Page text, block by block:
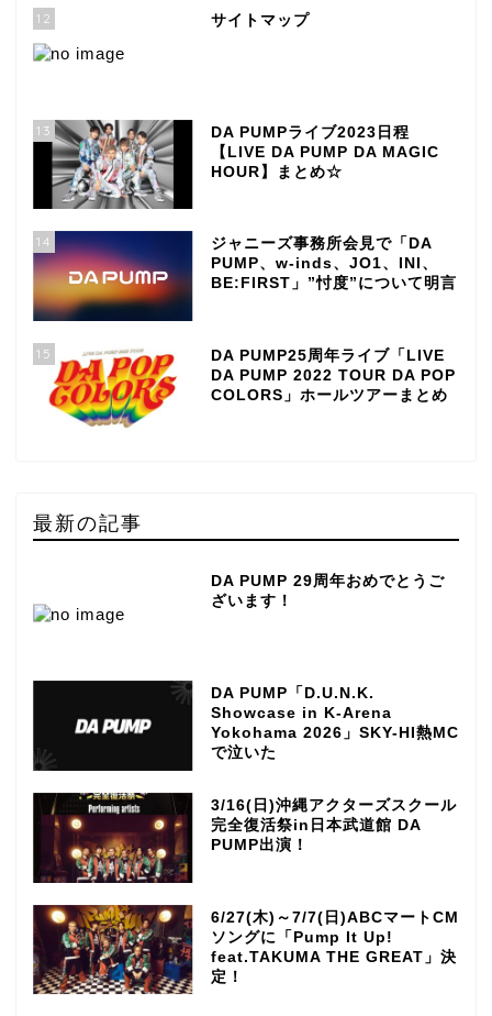
12 サイトマップ
13
DA PUMPライブ2023日程
【LIVE DA PUMP DA MAGIC
HOUR】まとめ☆
14
ジャニーズ事務所会見で「DA
PUMP、w-inds、JO1、INI、
BE:FIRST」”忖度”について明言
15
DA PUMP25周年ライブ「LIVE
DA PUMP 2022 TOUR DA POP
COLORS」ホールツアーまとめ
最新の記事
DA PUMP 29周年おめでとうご
ざいます！
DA PUMP「D.U.N.K.
Showcase in K-Arena
Yokohama 2026」SKY-HI熱MC
で泣いた
3/16(日)沖縄アクターズスクール
完全復活祭in日本武道館 DA
PUMP出演！
6/27(木)～7/7(日)ABCマートCM
ソングに「Pump It Up!
feat.TAKUMA THE GREAT」決
定！